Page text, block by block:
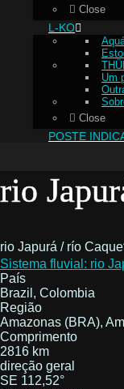
Close
L-KO
Um
Close
POSTE
rio
rio Japurá / río
Sistema fluvial: rio
País
Brazil, Colombia
Região
Amazonas (BRA),
Comprimento
2816 km
direção geral
SE 112,52°